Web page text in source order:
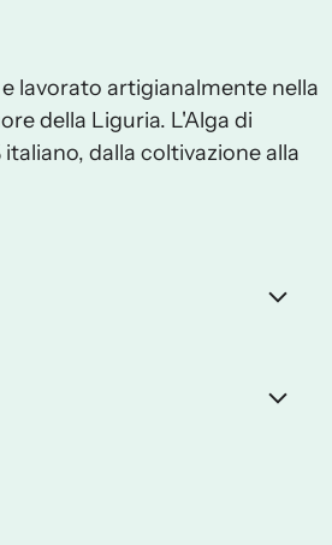
lavorato artigianalmente nella
della Liguria. L'Alga di
dalla coltivazione alla